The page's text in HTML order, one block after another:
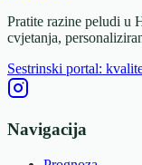
Pratite razine peludi u
cvjetanja,
Sestrinski portal:
Navigacija